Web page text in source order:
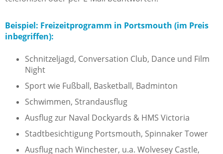
Beispiel: Freizeitprogramm in Portsmouth (im Preis
inbegriffen):
Schnitzeljagd, Conversation Club, Dance und Film
Night
Sport wie Fußball, Basketball, Badminton
Schwimmen, Strandausflug
Ausflug zur Naval Dockyards & HMS Victoria
Stadtbesichtigung Portsmouth, Spinnaker Tower
Ausflug nach Winchester, u.a. Wolvesey Castle,